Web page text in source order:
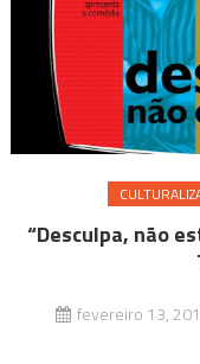
“Desculpa, não
fevereiro 13,